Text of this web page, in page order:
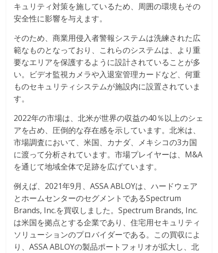
キュリティ対策を施しているため、周囲の環境もその
安全性に影響を与えます。
そのため、商業用侵入者警報システムは洗練された広
範なものとなっており、これらのシステムは、より重
要なエリアを保護するように設計されていることが多
い。ビデオ監視カメラや入退室管理カードなど、何重
ものセキュリティシステムが施設内に設置されていま
す。
2022年の市場は、北米が世界の収益の40％以上のシェ
アを占め、圧倒的な存在感を示しています。北米は、
市場調査において、米国、カナダ、メキシコの3カ国
に渡って分析されています。市場プレイヤーは、M&A
を通じて地域全体で足跡を広げています。
例えば、2021年9月、ASSA ABLOYは、ハードウェア
とホームセンターのセグメントであるSpectrum
Brands, Inc.を買収しました。Spectrum Brands, Inc.
は米国を拠点とする企業であり、住宅用セキュリティ
ソリューションのプロバイダーである。この買収によ
り、ASSA ABLOYの製品ポートフォリオが拡大し、北